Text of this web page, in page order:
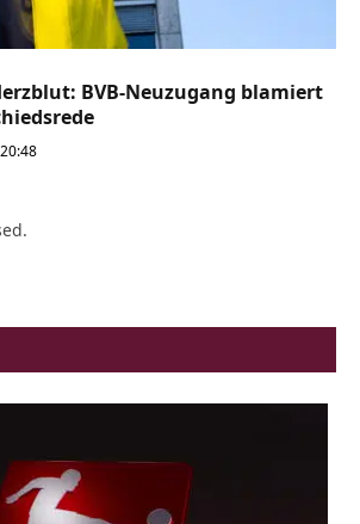
BVB-Neuzugang blamiert